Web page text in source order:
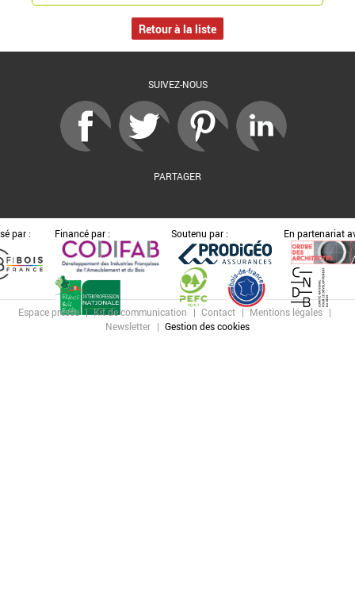
Retour à la liste
SUIVEZ-NOUS
PARTAGER
par : Financé par : Soutenu par : En partenariat
Espace presse Kit de communication Contact
Mentions légales
Newsletter
Gestion des cookies